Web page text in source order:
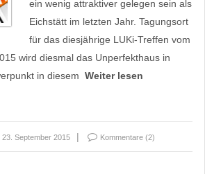
ein wenig attraktiver gelegen sein als
Eichstätt im letzten Jahr. Tagungsort
für das diesjährige LUKi-Treffen vom
wird diesmal das Unperfekthaus in
in diesem Weiter lesen
23. September 2015 Kommentare (2)